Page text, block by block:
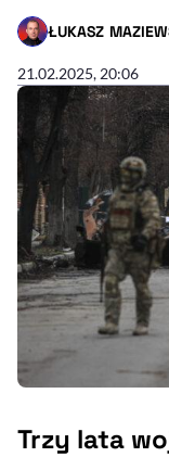
ŁUKASZ
- AUTOR ARTYKUŁU -
21.02.2025, 20:06
Trzy lata